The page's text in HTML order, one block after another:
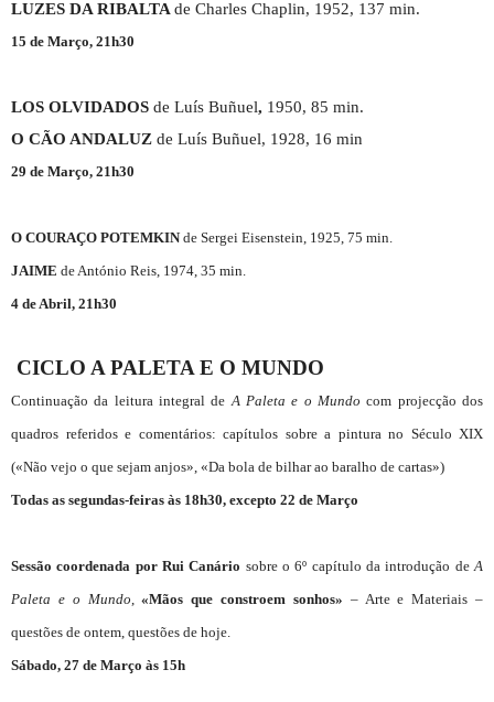
LUZES DA RIBALTA de Charles Chaplin, 1952, 137 min.
15 de Março, 21h30
LOS OLVIDADOS de Luís Buñuel, 1950, 85 min.
O CÃO ANDALUZ de Luís Buñuel, 1928, 16 min
29 de Março, 21h30
O COURAÇO POTEMKIN de Sergei Eisenstein, 1925, 75 min.
JAIME de António Reis, 1974, 35 min.
4 de Abril, 21h30
CICLO A PALETA E O MUNDO
Continuação da leitura integral deA Paleta e o Mundocom projecção dos
quadros referidos e comentários: capítulos sobre a pintura no Século XIX
(«Não vejo o que sejam anjos», «Da bola de bilhar ao baralho de cartas»)
Todas as segundas-feiras às 18h30, excepto 22 de Março
Sessão coordenada por Rui Canário sobre o 6º capítulo da introdução deA
Paleta e o Mundo,«Mãos que constroem sonhos» – Arte e Materiais –
questões de ontem, questões de hoje.
Sábado, 27 de Março às 15h